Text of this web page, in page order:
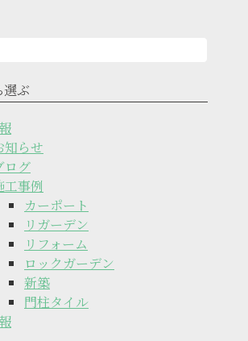
選ぶ
知らせ
ログ
工事例
カーポート
リガーデン
リフォーム
ロックガーデン
新築
門柱タイル